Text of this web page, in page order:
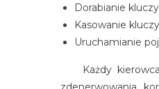
Dorabianie
Kasowanie
Uruchamianie
Każdy kierowca